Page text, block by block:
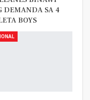
DEMANDA SA 4
BOYS